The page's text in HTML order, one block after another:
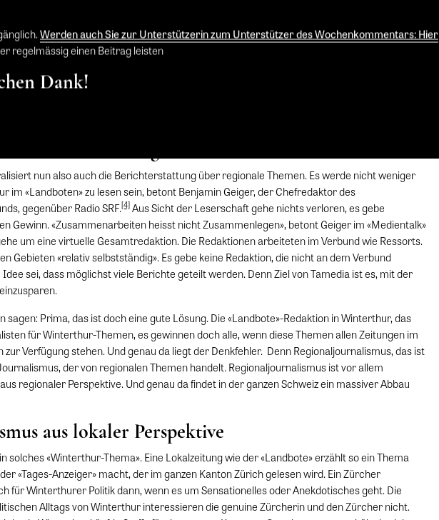
so viel wie möglich regionalisieren. Im Kanton Zürich geht Tamedia jetzt noch einen
zum grossen Verbund von Basel über Bern und Winterthur bis nach Zürich schliesst
und «Zürcher Unterländer» das Redaktionsnetzwerk Zürcher Zeitungsverbund. «Alle
nun also auch die Berichterstattung über regionale Themen. Es werde nicht weniger
im «Landboten» zu lesen sein, betont Benjamin Geiger, der Chefredaktor des
gegenüber Radio SRF.[4]Aus Sicht der Leserschaft gehe nichts verloren, es gebe
Gewinn. «Zusammenarbeiten heisst nicht Zusammenlegen», betont Geiger im «Medientalk»
um eine virtuelle Gesamtredaktion. Die Redaktionen arbeiteten im Verbund wie Ressorts.
Gebieten «relativ selbstständig». Es gebe keine Redaktion, die nicht an dem Verbund
sei, dass möglichst viele Berichte geteilt werden. Denn Ziel von Tamedia ist es, mit der
sagen: Prima, das ist doch eine gute Lösung. Die «Landbote»-Redaktion in Winterthur, das
für Winterthur-Themen, es gewinnen doch alle, wenn diese Themen allen Zeitungen im
zur Verfügung stehen. Und genau da liegt der Denkfehler. Denn Regionaljournalismus, das ist
der von regionalen Themen handelt. Regionaljournalismus ist vor allem
regionaler Perspektive. Und genau da findet in der ganzen Schweiz ein massiver Abbau
aus lokaler Perspektive
solches «Winterthur-Thema». Eine Lokalzeitung wie der «Landbote» erzählt so ein Thema
«Tages-Anzeiger» macht, der im ganzen Kanton Zürich gelesen wird. Ein Zürcher
für Winterthurer Politik dann, wenn es um Sensationelles oder Anekdotisches geht. Die
Alltags von Winterthur interessieren die genuine Zürcherin und den Zürcher nicht.
Werden auch Sie zur Unterstützerin zum Unterstützer des Wochenkommentars: Hier
regelmässig einen Beitrag leisten
Dank!